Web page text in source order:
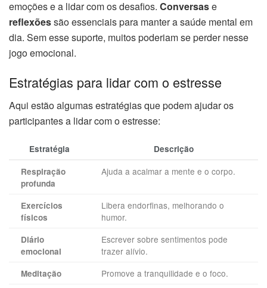
emoções e a lidar com os desafios. Conversase
reflexõessão essenciais para manter a saúde mental em
dia. Sem esse suporte, muitos poderiam se perder nesse
jogo emocional.
Estratégias para lidar com o estresse
Aqui estão algumas estratégias que podem ajudar os
participantes a lidar com o estresse:
Estratégia
Descrição
Respiração
profunda
Ajuda a acalmar a mente e o corpo.
Exercícios
físicos
Libera endorfinas, melhorando o
humor.
Diário
emocional
Escrever sobre sentimentos pode
trazer alívio.
Meditação Promove a tranquilidade e o foco.